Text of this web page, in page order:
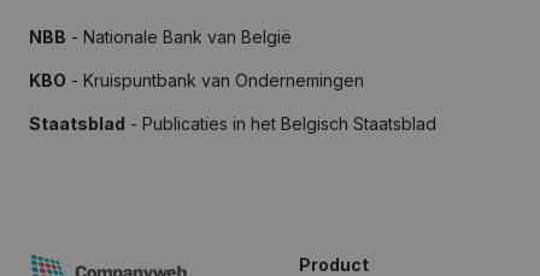
NBB - Nationale Bank van België
KBO - Kruispuntbank van Ondernemingen
Staatsblad - Publicaties in het Belgisch Staatsblad
Product